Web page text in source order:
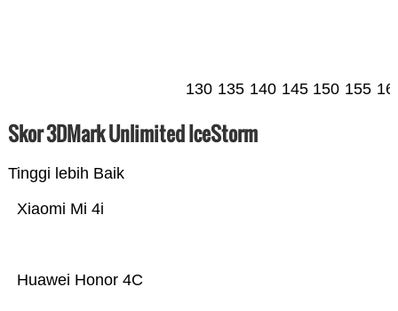
130 135 140 145 150 155
Skor 3DMark Unlimited IceStorm
Tinggi lebih Baik
Huawei Honor 4C
Xiaomi Mi 4i